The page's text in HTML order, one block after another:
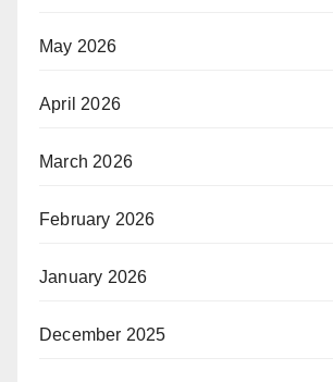
May 2026
April 2026
March 2026
February 2026
January 2026
December 2025